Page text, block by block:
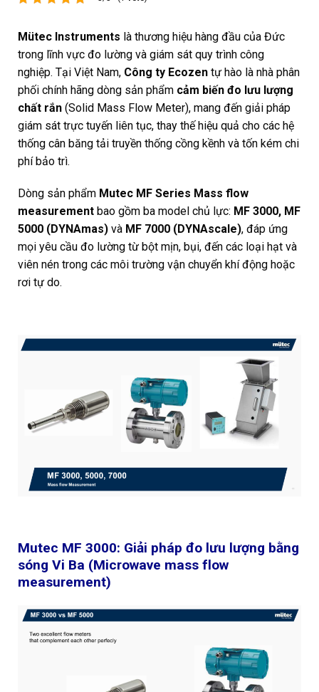
Mütec Instruments là thương hiệu hàng đầu của Đức
trong lĩnh vực đo lường và giám sát quy trình công
nghiệp. Tại Việt Nam, Công ty Ecozen tự hào là nhà phân
phối chính hãng dòng sản phẩm cảm biến đo lưu lượng
chất rắn (Solid Mass Flow Meter), mang đến giải pháp
giám sát trực tuyến liên tục, thay thế hiệu quả cho các hệ
thống cân băng tải truyền thống cồng kềnh và tốn kém chi
phí bảo trì.
Dòng sản phẩm Mutec MF Series Mass flow
measurement bao gồm ba model chủ lực: MF 3000, MF
5000 (DYNAmas) và MF 7000 (DYNAscale), đáp ứng
mọi yêu cầu đo lường từ bột mịn, bụi, đến các loại hạt và
viên nén trong các môi trường vận chuyển khí động hoặc
rơi tự do.
Mutec MF 3000: Giải pháp đo lưu lượng bằng
sóng Vi Ba (Microwave mass flow
measurement)